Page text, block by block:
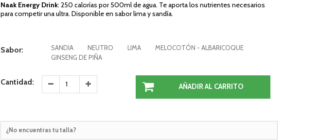
Naak Energy Drink: 250 calorías por 500ml de agua. Te aporta los nutrientes necesarios
para competir una ultra. Disponible en sabor lima y sandía.
Sabor: SANDIA NEUTRO LIMA
MELOCOTÓN - ALBARICOQUE
GINSENG DE PIÑA
Cantidad: AÑADIR AL CARRITO
¿No encuentras tu talla?